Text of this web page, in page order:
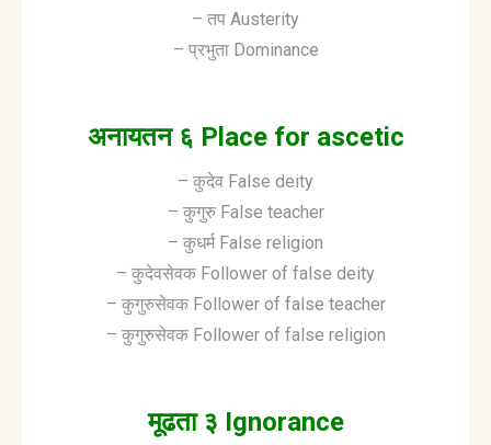
– तप Austerity
– प्रभुता Dominance
अनायतन ६ Place for ascetic
– कुदेव False deity
– कुगुरु False teacher
– कुधर्म False religion
– कुदेवसेवक Follower of false deity
– कुगुरुसेवक Follower of false teacher
– कुगुरुसेवक Follower of false religion
मूढता ३ Ignorance